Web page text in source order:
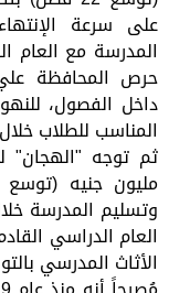
على سرعة
المدرسة مع العام
حرص المحافظة
داخل الفصول،
المناسب للطلاب
وتسليم المدرسة
العام الدراسي
الأثاث المدرسي